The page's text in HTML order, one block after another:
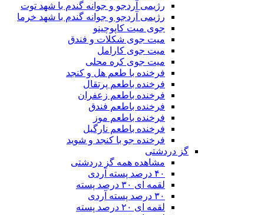
رژیمی آردجو و جوانه گندم با شهد توت
رژیمی آردجو و جوانه گندم با شهد خرما
جوی میت کاپوچینو
میت جوی شکلات و فندق
میت جوی کارامل
میت جوی کره محلی
فرخنده با طعم هل و کنجد
فرخنده باطعم پرتقال
فرخنده باطعم زعفران
فرخنده باطعم فندق
فرخنده باطعم موز
فرخنده باطعم نارگیل
فرخنده جو با کنجد و شوید
گز دردشتی
مشاهده همه گز دردشتی
۴۰ درصد پسته آردی
لقمه ای ۳۰ درصد پسته
۳۰ درصد پسته آردی
لقمه ای ۲۰ درصد پسته